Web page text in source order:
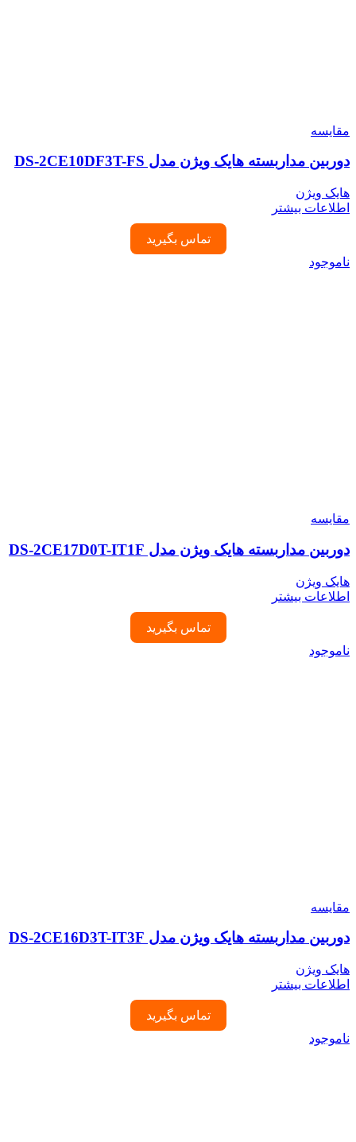
مقایسه
دوربین مداربسته هایک ویژن مدل DS-2CE10DF3T-FS
هایک ویژن
اطلاعات بیشتر
تماس بگیرید
ناموجود
مقایسه
دوربین مداربسته هایک ویژن مدل DS-2CE17D0T-IT1F
هایک ویژن
اطلاعات بیشتر
تماس بگیرید
ناموجود
مقایسه
دوربین مداربسته هایک ویژن مدل DS-2CE16D3T-IT3F
هایک ویژن
اطلاعات بیشتر
تماس بگیرید
ناموجود